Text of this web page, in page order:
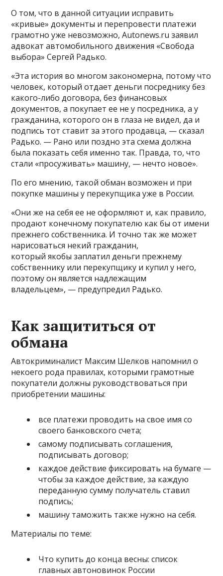
О том, что в данной ситуации исправить
«кривые» документы и перепровести платежи
грамотно уже невозможно, Autonews.ru заявил
адвокат автомобильного движения «Свобода
выбора» Сергей Радько.
«Эта история во многом закономерна, потому что
человек, который отдает деньги посреднику без
какого-либо договора, без финансовых
документов, а покупает ее не у посредника, а у
гражданина, которого он в глаза не видел, да и
подпись тот ставит за этого продавца, — сказал
Радько. — Рано или поздно эта схема должна
была показать себя именно так. Правда, то, что
стали «просуживать» машину, — нечто новое».
По его мнению, такой обман возможен и при
покупке машины у перекупщика уже в России.
«Они же на себя ее не оформляют и, как правило,
продают конечному покупателю как бы от имени
прежнего собственника. И точно так же может
нарисоваться некий гражданин,
который якобы заплатил деньги прежнему
собственнику или перекупщику и купил у него,
поэтому он является надлежащим
владельцем», — предупредил Радько.
Как защититься от
обмана
Автокриминалист Максим Шелков напомнил о
некоего рода правилах, которыми грамотные
покупатели должны руководствоваться при
приобретении машины:
все платежи проводить на свое имя со
своего банковского счета;
самому подписывать соглашения,
подписывать договор;
каждое действие фиксировать на бумаге —
чтобы за каждое действие, за каждую
переданную сумму получатель ставил
подпись;
машину таможить также нужно на себя.
Материалы по теме:
Что купить до конца весны: cписок
главных автоновинок России